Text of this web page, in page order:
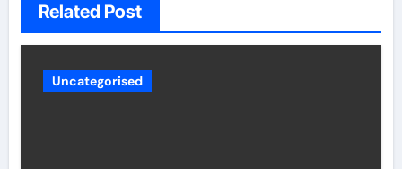
Related Post
Uncategorised